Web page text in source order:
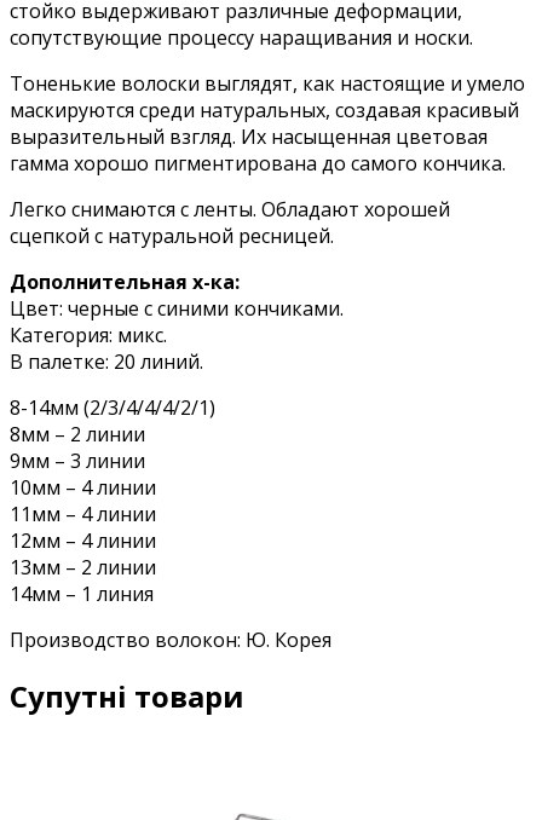
стойко выдерживают различные деформации,
сопутствующие процессу наращивания и носки.
Тоненькие волоски выглядят, как настоящие и умело
маскируются среди натуральных, создавая красивый
выразительный взгляд. Их насыщенная цветовая
гамма хорошо пигментирована до самого кончика.
Легко снимаются с ленты. Обладают хорошей
сцепкой с натуральной ресницей.
Дополнительная х-ка:
Цвет: черные с синими кончиками.
Категория: микс.
В палетке: 20 линий.
8-14мм (2/3/4/4/4/2/1)
8мм – 2 линии
9мм – 3 линии
10мм – 4 линии
11мм – 4 линии
12мм – 4 линии
13мм – 2 линии
14мм – 1 линия
Производство волокон: Ю. Корея
Супутні товари